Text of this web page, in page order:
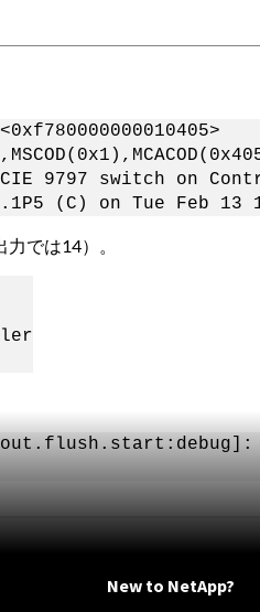
9797 switch on
(C) on Tue Feb 13
では14）。
New to NetApp?